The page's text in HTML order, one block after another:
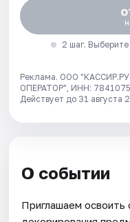
2 шаг.
Реклама. ООО
ОПЕРАТОР", ИНН:
Действует до 31 августа
О событии
Приглашаем освоить